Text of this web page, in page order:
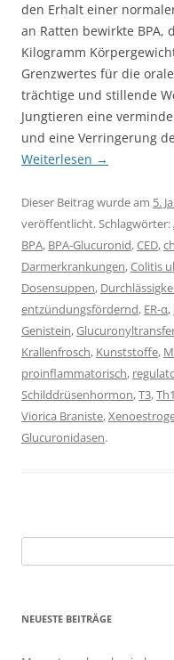
den Erhalt einer
an Ratten bewirkte BPA,
Kilogramm
Grenzwertes für die
trächtige und stillende
Jungtieren eine
und eine Verringerung
Weiterlesen →
Dieser Beitrag wurde am 5.
veröffentlicht. Schlagwörter:
BPA, BPA-Glucuronid,CED,
Darmerkrankungen,Colitis
Dosensuppen,
entzündungsfördernd, ER-α,
Genistein,
Krallenfrosch, Kunststoffe,
proinflammatorisch,
Schilddrüsenhormon,T3,
Viorica Braniste,
Glucuronidasen.
nach:
NEUESTE BEITRÄGE